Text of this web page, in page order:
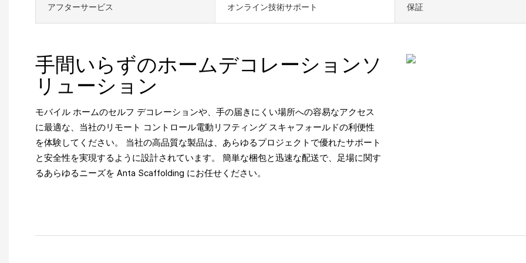
アフターサービス オンライン技術サポート 保証
手間いらずのホームデコレーションソ
リューション
モバイル ホームのセルフ デコレーションや、手の届きにくい場所への容易なアクセス
に最適な、当社のリモート コントロール電動リフティング スキャフォールドの利便性
を体験してください。 当社の高品質な製品は、あらゆるプロジェクトで優れたサポート
と安全性を実現するように設計されています。 簡単な梱包と迅速な配送で、足場に関す
るあらゆるニーズを Anta Scaffolding にお任せください。